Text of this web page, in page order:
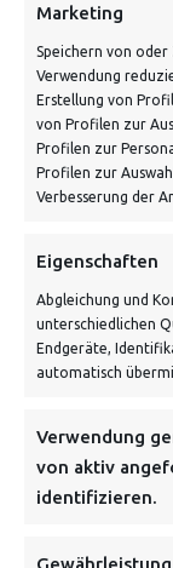
Marketing
Speichern von
Verwendung
Erstellung von
von Profilen zur
Profilen zur
Profilen zur
Verbesserung der
Eigenschaften
Abgleichung und
unterschiedlichen
Endgeräte,
automatisch
Verwendung
von aktiv
identifizieren.
NEWSLETTER
Danke, deine